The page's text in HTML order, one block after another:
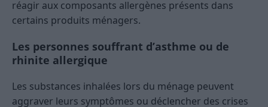
réagir aux composants allergènes présents dans
certains produits ménagers.
Les personnes souffrant d’asthme ou de
rhinite allergique
Les substances inhalées lors du ménage peuvent
aggraver leurs symptômes ou déclencher des crises